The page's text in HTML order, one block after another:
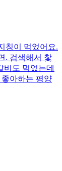
칭이 먹었어요.
. 검색해서 찿
도 먹었는데
아하는 평양